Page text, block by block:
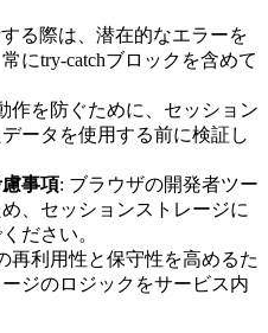
る際は、潜在的なエラーを
にtry-catchブロックを含めて
作を防ぐために、セッション
ータを使用する前に検証し
事項: ブラウザの開発者ツー
、セッションストレージに
ださい。
再利用性と保守性を高めるた
ジのロジックをサービス内